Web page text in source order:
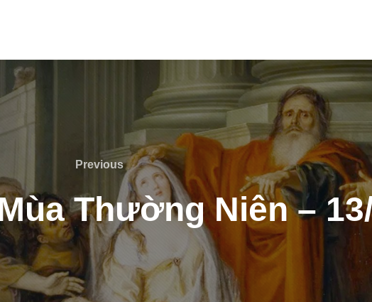
Previous
Previous
Thường Niên –